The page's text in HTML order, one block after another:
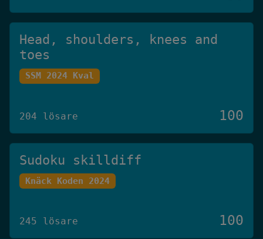
Head, shoulders, knees and
toes
SSM 2024 Kval
204 lösare 100
Sudoku skilldiff
Knäck Koden 2024
245 lösare 100